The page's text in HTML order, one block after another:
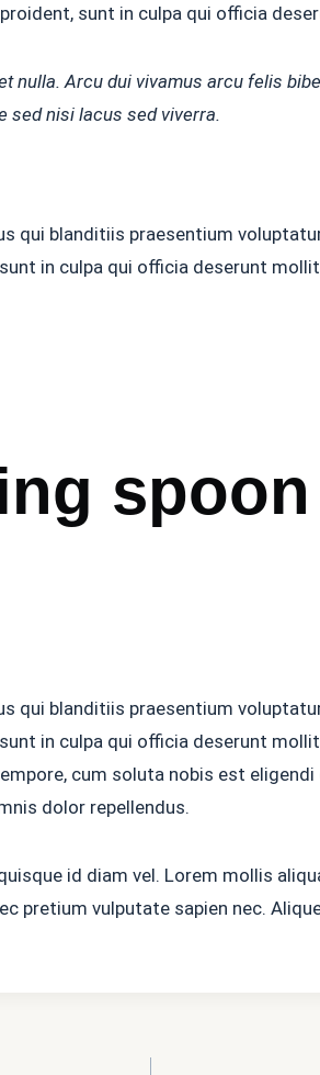
sunt in culpa qui officia
nulla. Arcu dui vivamus arcu felis
sed nisi lacus sed viverra.
qui blanditiis praesentium
in culpa qui officia deserunt
qui blanditiis praesentium
in culpa qui officia deserunt
cum soluta nobis est
dolor repellendus.
id diam vel. Lorem mollis
pretium vulputate sapien nec.